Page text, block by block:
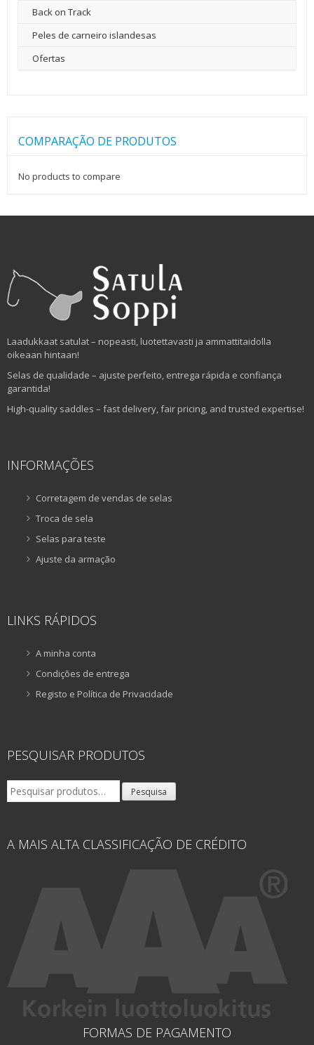
Back on Track
Peles de carneiro islandesas
Ofertas
COMPARAÇÃO DE PRODUTOS
No products to compare
Laadukkaat satulat – nopeasti, luotettavasti ja ammattitaidolla
oikeaan hintaan!
Selas de qualidade – ajuste perfeito, entrega rápida e confiança
garantida!
High-quality saddles – fast delivery, fair pricing, and trusted expertise!
INFORMAÇÕES
Corretagem de vendas de selas
Troca de sela
Selas para teste
Ajuste da armação
LINKS RÁPIDOS
A minha conta
Condições de entrega
Registo e Política de Privacidade
PESQUISAR PRODUTOS
Pesquisar
por:
Pesquisa
A MAIS ALTA CLASSIFICAÇÃO DE CRÉDITO
FORMAS DE PAGAMENTO